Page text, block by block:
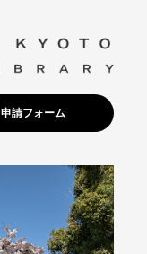
申請フォーム